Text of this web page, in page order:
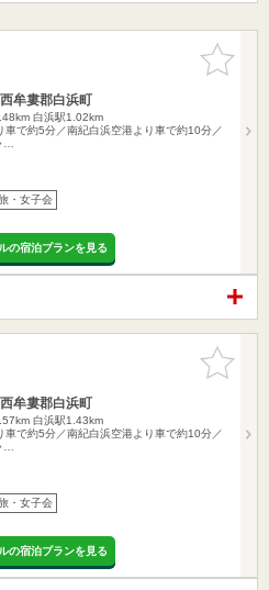
お気に入
りに追加
牟婁郡白浜町
白浜駅1.02km
車で約5分／南紀白浜空港より車で約10分／
…
・女子会
の宿泊プランを見る
お気に入
りに追加
牟婁郡白浜町
白浜駅1.43km
車で約5分／南紀白浜空港より車で約10分／
…
・女子会
の宿泊プランを見る